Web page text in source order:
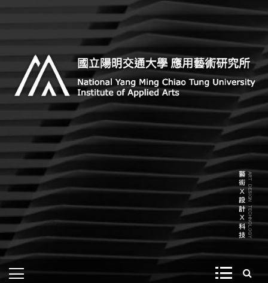
國立陽明交通大學 應用藝術研
究所
Institute of Applied Arts, National Yang Ming Chiao